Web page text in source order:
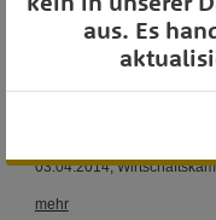
aus. Es